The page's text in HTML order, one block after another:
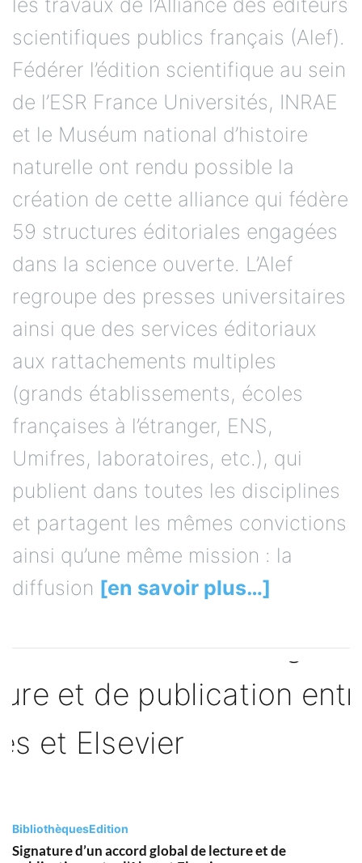
les travaux de l’Alliance des éditeurs
scientifiques publics français (Alef).
Fédérer l’édition scientifique au sein
de l’ESR France Universités, INRAE
et le Muséum national d’histoire
naturelle ont rendu possible la
création de cette alliance qui fédère
59 structures éditoriales engagées
dans la science ouverte. L’Alef
regroupe des presses universitaires
ainsi que des services éditoriaux
aux rattachements multiples
(grands établissements, écoles
françaises à l’étranger, ENS,
Umifres, laboratoires, etc.), qui
publient dans toutes les disciplines
et partagent les mêmes convictions
ainsi qu’une même mission : la
diffusion [en savoir plus…]
BibliothèquesEdition
Signature d’un accord global de lecture et de